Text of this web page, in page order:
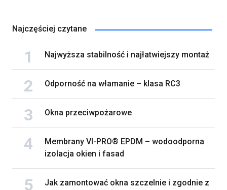
Najczęściej czytane
Najwyższa stabilność i najłatwiejszy montaż
Odporność na włamanie – klasa RC3
Okna przeciwpożarowe
Membrany VI-PRO® EPDM – wodoodporna
izolacja okien i fasad
Jak zamontować okna szczelnie i zgodnie z